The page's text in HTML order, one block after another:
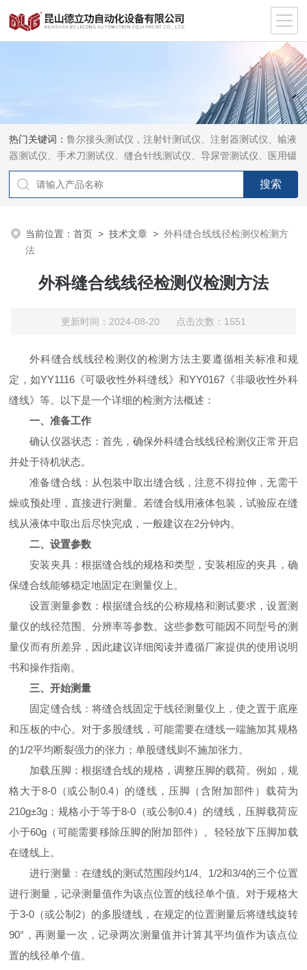
热门关键词：鲁尔接头测试仪，注射针测试仪、注射器测试仪、输液
器测试仪、手术刀测试仪、缝合针线测试仪、导尿管测试仪、医用镊
钳测试仪、导引管导丝测试仪、针灸针测试仪、留置针测试仪
当前位置：首页 >技术文章 >外科缝合线线径检测仪检测方
法
外科缝合线线径检测仪检测方法
更新时间：2024-08-20 点击次数：1551
外科缝合线线径检测仪的检测方法主要遵循相关标准和规
定，如YY1116《可吸收性外科缝线》和YY0167《非吸收性外科
缝线》等。以下是一个详细的检测方法概述：
一、准备工作
确认仪器状态：首先，确保外科缝合线线径检测仪正常开启
并处于待机状态。
准备缝合线：从包装中取出缝合线，注意不得拉伸，无需干
燥或预处理，直接进行测量。若缝合线用液体包装，试验应在缝
线从液体中取出后尽快完成，一般建议在2分钟内。
二、设置参数
安装夹具：根据缝合线的规格和类型，安装相应的夹具，确
保缝合线能够稳定地固定在测量仪上。
设置测量参数：根据缝合线的公称规格和测试要求，设置测
量仪的线径范围、分辨率等参数。这些参数可能因不同型号的测
量仪而有所差异，因此建议详细阅读并遵循厂家提供的使用说明
书和操作指南。
三、开始测量
固定缝合线：将缝合线固定于线径测量仪上，使之置于底座
和压板的中心。对于多股缝线，可能需要在缝线一端施加其规格
的1/2平均断裂强力的张力；单股缝线则不施加张力。
加载压脚：根据缝合线的规格，调整压脚的载荷。例如，规
格大于8-0（或公制0.4）的缝线，压脚（含附加部件）载荷为
210g±3g；规格小于等于8-0（或公制0.4）的缝线，压脚载荷应
小于60g（可能需要移除压脚的附加部件）。轻轻放下压脚加载
在缝线上。
进行测量：在缝线的测试范围段约1/4、1/2和3/4的三个位置
进行测量，记录测量值作为该点位置的线径单个值。对于规格大
于3-0（或公制2）的多股缝线，在规定的位置测量后将缝线旋转
90°，再测量一次，记录两次测量值并计算其平均值作为该点位
置的线径单个值。